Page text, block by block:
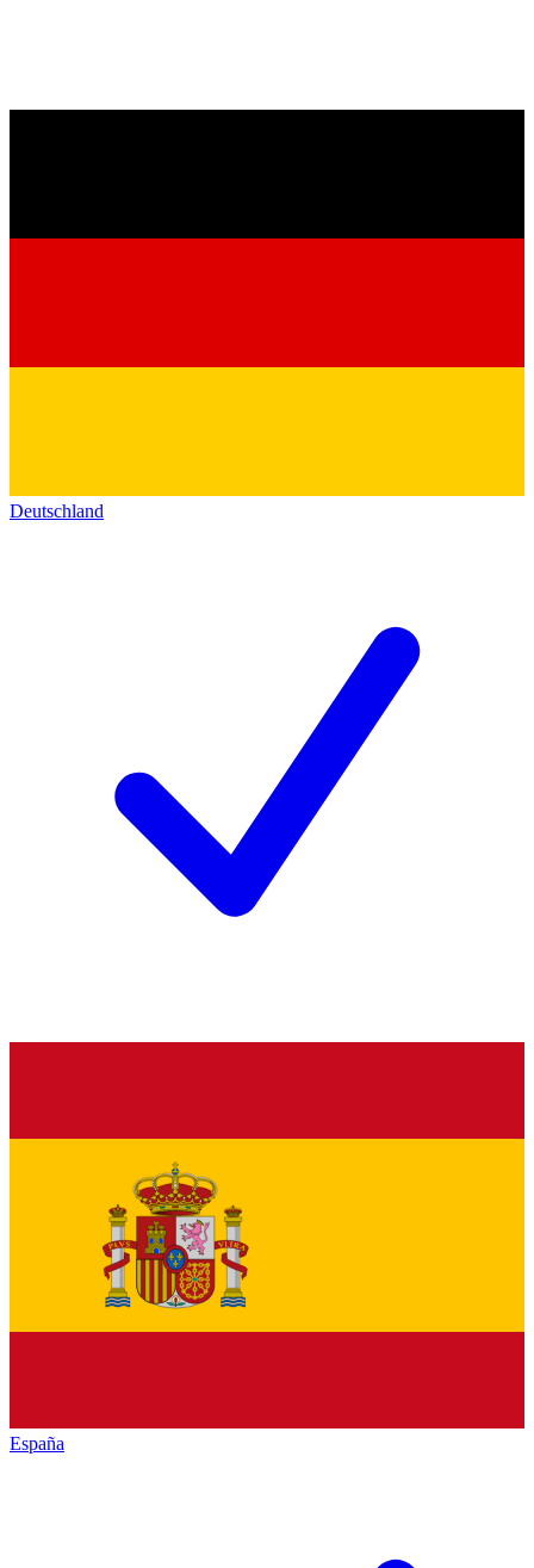
Deutschland
España